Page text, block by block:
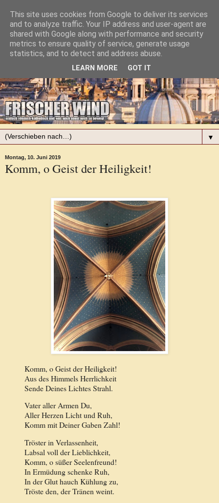
▼
Montag, 10. Juni 2019
Komm, o Geist der Heiligkeit!
Komm, o Geist der Heiligkeit!
Aus des Himmels Herrlichkeit
Sende Deines Lichtes Strahl.
Vater aller Armen Du,
Aller Herzen Licht und Ruh,
Komm mit Deiner Gaben Zahl!
Tröster in Verlassenheit,
Labsal voll der Lieblichkeit,
Komm, o süßer Seelenfreund!
In Ermüdung schenke Ruh,
In der Glut hauch Kühlung zu,
Tröste den, der Tränen weint.
This site uses cookies from Google to deliver its services
and to analyze traffic. Your IP address and user-agent are
shared with Google along with performance and security
metrics to ensure quality of service, generate usage
statistics, and to detect and address abuse.
LEARN MORE GOT IT